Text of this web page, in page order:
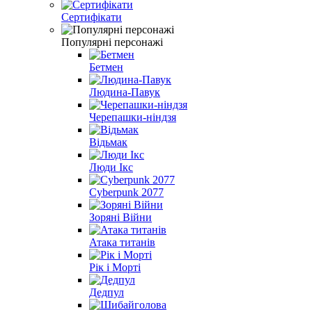
Сертифікати
Популярні персонажі
Бетмен
Людина-Павук
Черепашки-ніндзя
Відьмак
Люди Ікс
Cyberpunk 2077
Зоряні Війни
Атака титанів
Рік і Морті
Дедпул